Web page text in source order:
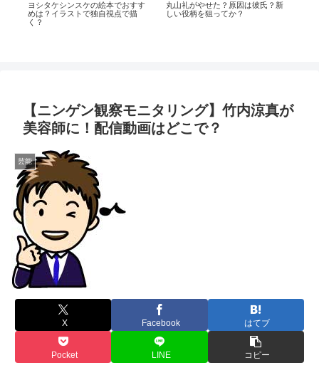
ヨシタケシンスケの絵本でおすす
めは？イラストで独自視点で描
く？
丸山礼がやせた？原因は彼氏？新
しい役柄を狙ってか？
【ニンゲン観察モニタリング】竹内涼真が
美容師に！配信動画はどこで？
芸能
X Facebook はてブ
Pocket LINE コピー